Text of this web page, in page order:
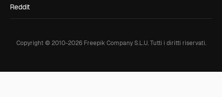
Reddit
Copyright © 2010-2026Freepik Company S.L.U. Tutti i diritti riservati.